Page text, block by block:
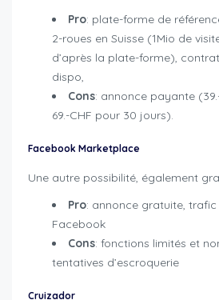
Pro: plate-forme de
2-roues en Suisse (1Mio de
d’après la plate-forme),
dispo,
Cons: annonce payante
69.-CHF pour 30 jours).
Facebook Marketplace
Une autre possibilité, également
Pro: annonce gratuite,
Facebook
Cons: fonctions limités et
tentatives d’escroquerie
Cruizador